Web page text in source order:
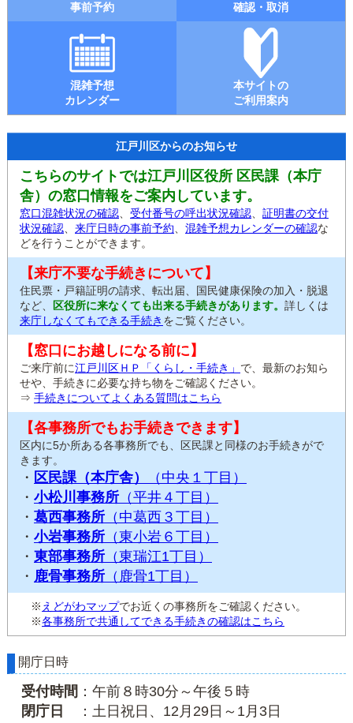
事前予約
確認・取消
混雑予想
カレンダー
本サイトの
ご利用案内
江戸川区からのお知らせ
こちらのサイトでは江戸川区役所 区民課（本庁
舎）の窓口情報をご案内しています。
窓口混雑状況の確認 受付番号の呼出状況確認
証明書の交付
状況確認
来庁日時の事前予約 混雑予想カレンダーの確認な
どを行うことができます。
【来庁不要な手続きについて】
住民票・戸籍証明の請求、転出届、国民健康保険の加入・脱退
など、
区役所に来なくても出来る手続きがあります。 詳しくは
来庁しなくてもできる手続き をご覧ください。
【窓口にお越しになる前に】
ご来庁前に江戸川区ＨＰ「くらし・手続き」 で、最新のお知ら
せや、手続きに必要な持ち物をご確認ください。
⇒ 手続きについてよくある質問はこちら
【各事務所でもお手続きできます】
区内に5か所ある各事務所でも、区民課と同様のお手続きがで
きます。
・ 区民課（本庁舎）
（中央１丁目）
・ 小松川事務所 （平井４丁目）
・ 葛西事務所 （中葛西３丁目）
・ 小岩事務所 （東小岩６丁目）
・ 東部事務所 （東瑞江1丁目）
・ 鹿骨事務所 （鹿骨1丁目）
※ えどがわマップでお近くの事務所をご確認ください。
※各事務所で共通してできる手続きの確認はこちら
開庁日時
受付時間 ：午前８時30分～午後５時
閉庁日
：土日祝日、12月29日～1月3日